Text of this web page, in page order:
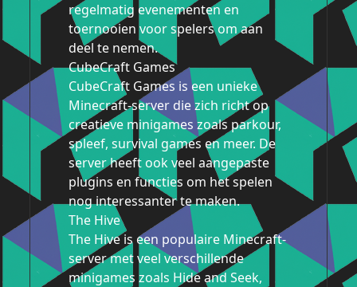
regelmatig evenementen en
toernooien voor spelers om aan
deel te nemen.
CubeCraft Games
CubeCraft Games is een unieke
Minecraft-server die zich richt op
creatieve minigames zoals parkour,
spleef, survival games en meer. De
server heeft ook veel aangepaste
plugins en functies om het spelen
nog interessanter te maken.
The Hive
The Hive is een populaire Minecraft-
server met veel verschillende
minigames zoals Hide and Seek,